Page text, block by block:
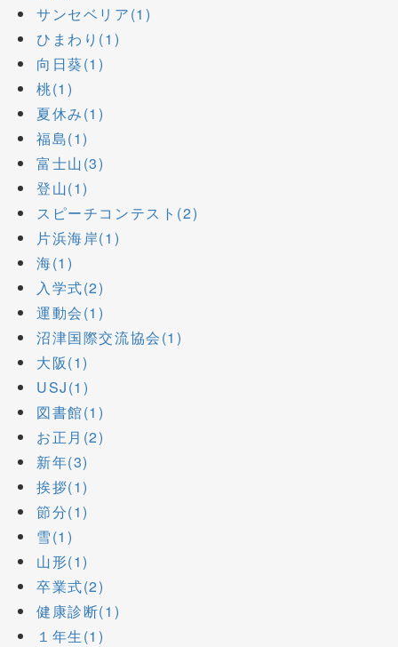
サンセベリア(1)
ひまわり(1)
向日葵(1)
桃(1)
夏休み(1)
福島(1)
富士山(3)
登山(1)
スピーチコンテスト(2)
片浜海岸(1)
海(1)
入学式(2)
運動会(1)
沼津国際交流協会(1)
大阪(1)
USJ(1)
図書館(1)
お正月(2)
新年(3)
挨拶(1)
節分(1)
雪(1)
山形(1)
卒業式(2)
健康診断(1)
１年生(1)